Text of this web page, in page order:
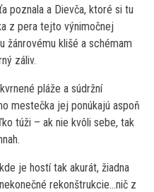
poznala a Dievča, ktoré si tu
z pera tejto výnimočnej
žánrovému klišé a schémam
záliv.
pláže a súdržní
mestečka jej ponúkajú aspoň
túži – ak nie kvôli sebe, tak
je hostí tak akurát, žiadna
rekonštrukcie…nič z